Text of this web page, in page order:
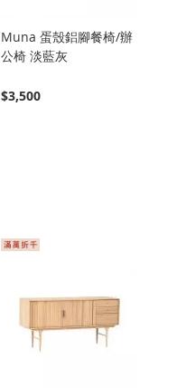
Muna 蛋殼鋁腳餐椅/辦
公椅 淡藍灰
$3,500